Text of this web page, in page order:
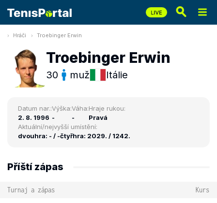
Hráči Troebinger Erwin
Troebinger Erwin
30 muž Itálie
Datum nar.:
2. 8. 1996
Výška:
-
Váha:
-
Hraje rukou:
Pravá
Aktuální/nejvyšší umístění:
dvouhra: - / -čtyřhra: 2029. / 1242.
Příští zápas
Turnaj a zápas Kurs